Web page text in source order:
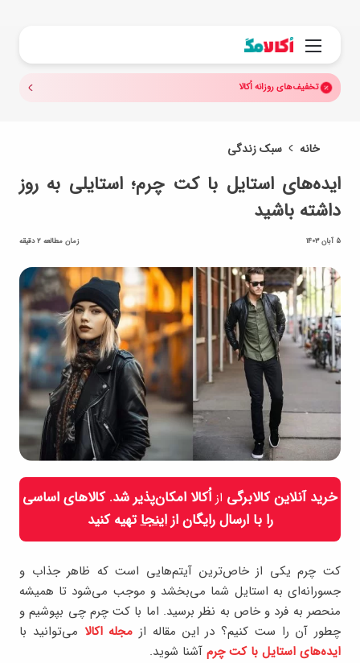
منو
تخفیف‌های روزانه اُکالا
خانه سبک زندگی
ایده‌های استایل با کت چرم؛ استایلی به روز
داشته باشید
5 آبان 1403 زمان مطالعه 2 دقیقه
خرید آنلاین کالابرگی از اُکالا امکان‌پذیر شد. کالاهای اساسی
را با ارسال رایگان ازاینجاتهیه کنید
کت چرم یکی از خاص‌ترین آیتم‌هایی است که ظاهر جذاب و
جسورانه‌ای به استایل شما می‌بخشد و موجب می‌شود تا همیشه
منحصر به فرد و خاص به نظر برسید. اما با کت چرم چی بپوشیم و
چطور آن را ست کنیم؟ در این مقاله از مجله اکالا می‌توانید با
ایده‌های استایل با کت چرم آشنا شوید.